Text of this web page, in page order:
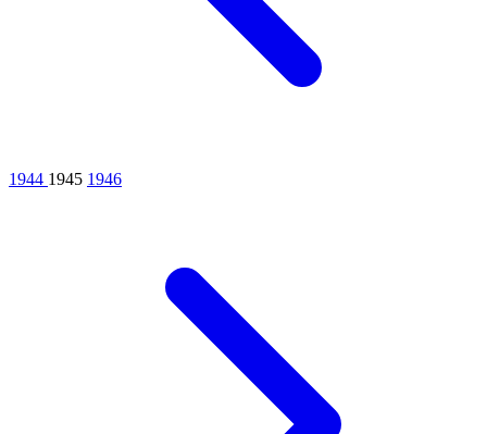
1944 1945 1946